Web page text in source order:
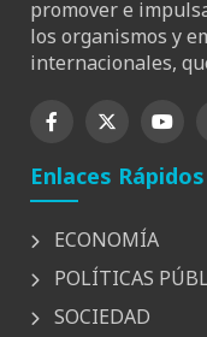
promover e
los organismos y
internacionales,
Enlaces Rápidos
ECONOMÍA
POLÍTICAS
SOCIEDAD